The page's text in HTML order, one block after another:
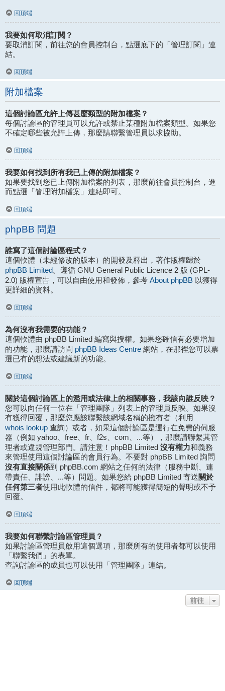
回頂端
我要如何取消訂閱？
要取消訂閱，前往您的會員控制台，點選底下的「管理訂閱」連
結。
回頂端
附加檔案
這個討論區允許上傳甚麼類型的附加檔案？
每個討論區的管理員可以允許或禁止某種附加檔案類型。如果您
不確定哪些被允許上傳，那麼請聯繫管理員以求協助。
回頂端
我要如何找到所有我已上傳的附加檔案？
如果要找到您已上傳附加檔案的列表，那麼前往會員控制台，進
而點選「管理附加檔案」連結即可。
回頂端
phpBB 問題
誰寫了這個討論區程式？
這個軟體（未經修改的版本）的開發及釋出，著作版權歸於
phpBB Limited。遵循 GNU General Public Licence 2 版 (GPL-
2.0) 版權宣告，可以自由使用和發佈，參考 About phpBB 以獲得
更詳細的資料。
回頂端
為何沒有我需要的功能？
這個軟體由 phpBB Limited 編寫與授權。如果您確信有必要增加
的功能，那麼請訪問 phpBB Ideas Centre 網站，在那裡您可以票
選已有的想法或建議新的功能。
回頂端
關於這個討論區上的濫用或法律上的相關事務，我該向誰反映？
您可以向任何一位在「管理團隊」列表上的管理員反映。如果沒
有獲得回覆，那麼您應該聯繫該網域名稱的擁有者（利用
whois lookup 查詢）或者，如果這個討論區是運行在免費的伺服
器（例如 yahoo、free、fr、f2s、com、...等），那麼請聯繫其管
理者或違規管理部門。請注意！phpBB Limited 沒有權力和義務
來管理使用這個討論區的會員行為。不要對 phpBB Limited 詢問
沒有直接關係到 phpBB.com 網站之任何的法律（服務中斷、連
帶責任、誹謗、...等）問題。如果您給 phpBB Limited 寄送關於
任何第三者使用此軟體的信件，都將可能獲得簡短的聲明或不予
回覆。
回頂端
我要如何聯繫討論區管理員？
如果討論區管理員啟用這個選項，那麼所有的使用者都可以使用
「聯繫我們」的表單。
查詢討論區的成員也可以使用「管理團隊」連結。
回頂端
前往